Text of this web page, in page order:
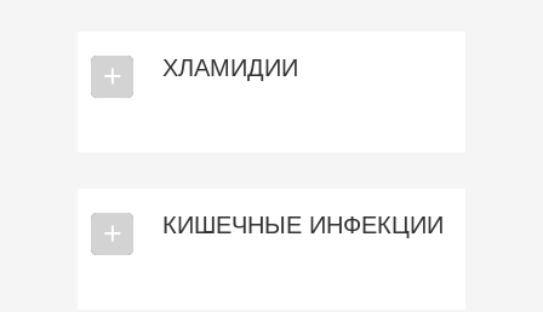
ХЛАМИДИИ
⎯
+
КИШЕЧНЫЕ ИНФЕКЦИИ
⎯
+